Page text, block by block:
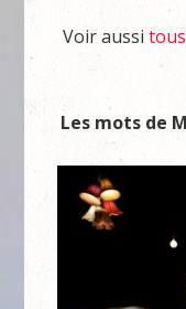
Voir aussi
Les mots de